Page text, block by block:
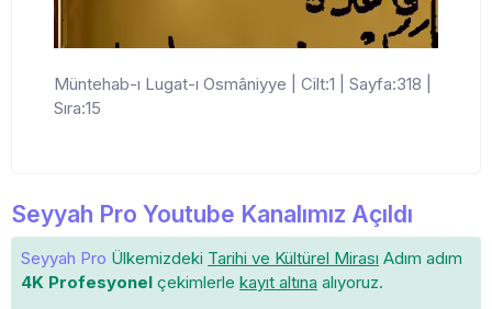
Müntehab-ı Lugat-ı Osmâniyye | Cilt:1 | Sayfa:318 |
Sıra:15
Seyyah Pro Youtube Kanalımız Açıldı
Seyyah Pro Ülkemizdeki Tarihi ve Kültürel Mirası Adım adım
4K Profesyonel çekimlerle kayıt altına alıyoruz.